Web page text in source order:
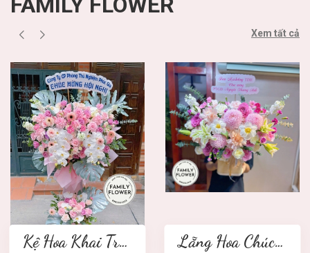
Xem tất cả
Kệ Hoa Khai Trương 2 tầng Lẵng Hoa Chúc Mừng